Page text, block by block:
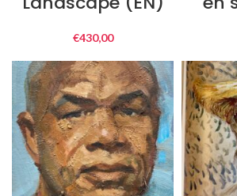
€430,00